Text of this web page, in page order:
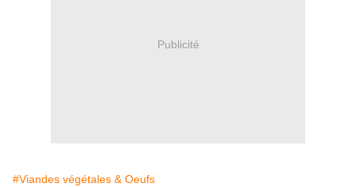
Publicité
#Viandes végétales & Oeufs